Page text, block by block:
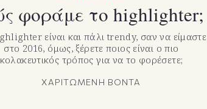
φοράμε το highlighter;
είναι και πάλι trendy, σαν να είμαστε
στο 2016, όμως, ξέρετε ποιος είναι ο πιο
κολακευτικός τρόπος για να το φορέσετε;
ΧΑΡΙΤΩΜΕΝΗ ΒΟΝΤΑ